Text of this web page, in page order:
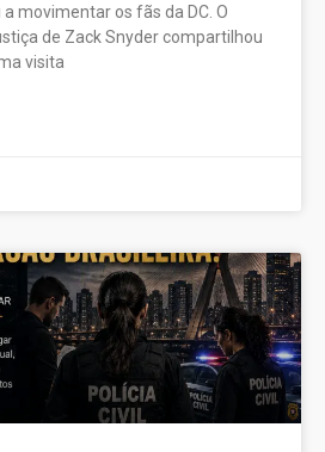
movimentar os fãs da DC. O
de Zack Snyder compartilhou
visita